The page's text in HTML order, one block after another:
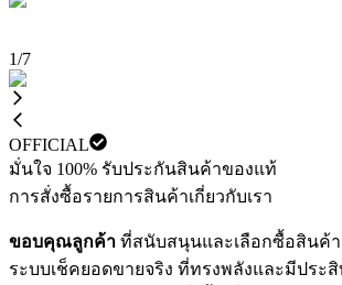
1/7
OFFICIAL
มั่นใจ 100% รับประกันสินค้าของแท้
การสั่งซื้อรายการสินค้าเกี่ยวกับเรา
ขอบคุณลูกค้า ที่สนับสนุนและเลือกซื้อสินค้า
ระบบเช็คยอดขายจริง ที่ทรงพลังและมีปร